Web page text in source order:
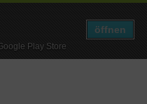
Play Store
öffnen